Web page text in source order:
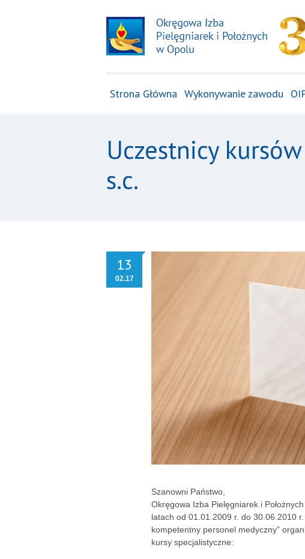
Strona Główna Wykonywanie zawodu
Uczestnicy
s.c.
13
02.17
Szanowni Państwo,
Okręgowa Izba Pielęgniarek i
latach od 01.01.2009 r. do 30.06.2010
kompetentny personel medyczny”
kursy specjalistyczne: